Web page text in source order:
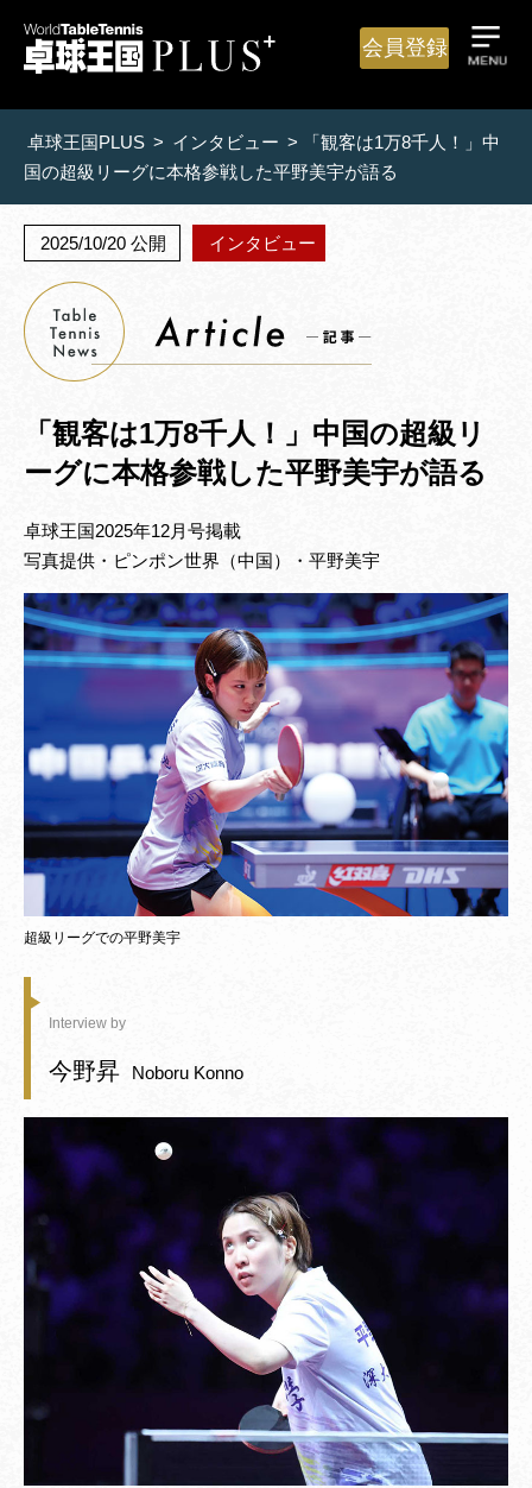
会員登録
卓球王国PLUS > インタビュー >
「観客は1万8千人！」中
国の超級リーグに本格参戦した平野美宇が語る
2025/10/20 公開 インタビュー
「観客は1万8千人！」中国の超級リ
ーグに本格参戦した平野美宇が語る
卓球王国2025年12月号掲載
写真提供・ピンポン世界（中国）・平野美宇
超級リーグでの平野美宇
Interview by
今野昇 Noboru Konno